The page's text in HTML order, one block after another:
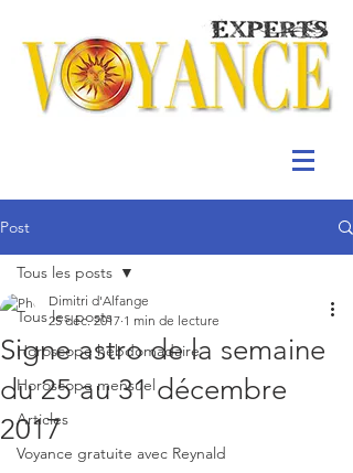
Post
Tous les posts
Horoscope hebdomadaire
Horoscope mensuel
Articles
Voyance gratuite avec Reynald
Tous les posts
Signe astro de la semaine
du 25 au 31 décembre
2017
Dimitri d'Alfange
25 déc. 2017 1 min de lecture